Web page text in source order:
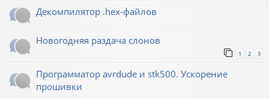
Декомпилятор .hex-файлов
Новогодняя раздача слонов
1 2 3
Программатор avrdude и stk500. Ускорение
прошивки